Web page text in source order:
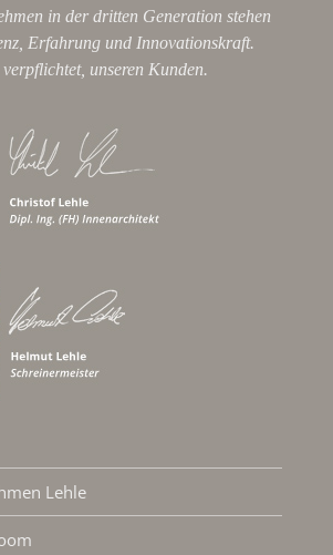
in der dritten Generation stehen
Erfahrung und Innovationskraft.
unseren Kunden.
Lehle